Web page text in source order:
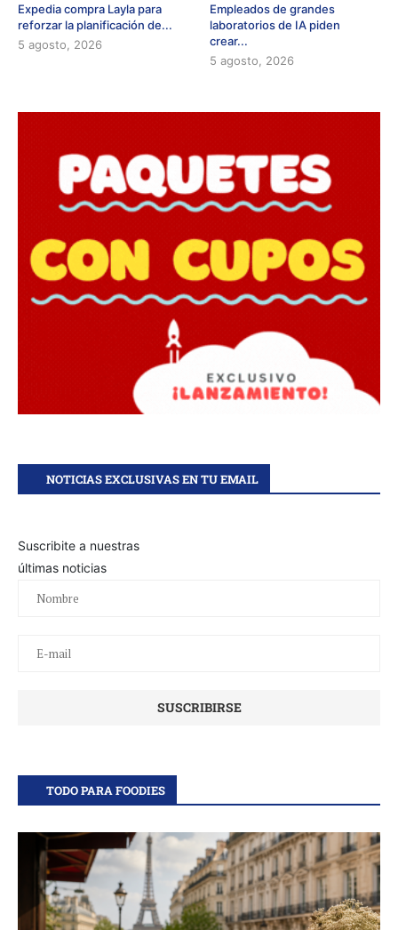
Expedia compra Layla para
reforzar la planificación de...
5 agosto, 2026
Empleados de grandes
laboratorios de IA piden
crear...
5 agosto, 2026
NOTICIAS EXCLUSIVAS EN TU EMAIL
Suscribite a nuestras
últimas noticias
TODO PARA FOODIES